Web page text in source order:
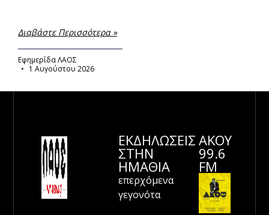
Διαβάστε Περισσότερα »
Εφημερίδα ΛΑΟΣ
1 Αυγούστου 2026
ΕΚΔΗΛΩΣΕΙΣ
ΣΤΗΝ
ΗΜΑΘΊΑ
επερχόμενα
γεγονότα
ΑΚΟΥ
99.6
FM